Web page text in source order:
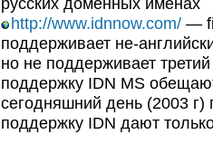
http://www.idnnow.com/ —
поддерживает не-
но не поддерживает
поддержку IDN MS
сегодняшний день (2003
поддержку IDN дают